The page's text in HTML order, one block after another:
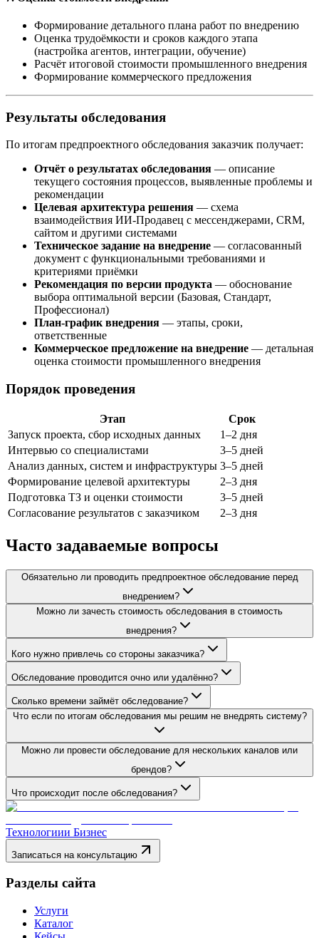
Формирование детального плана работ по внедрению
Оценка трудоёмкости и сроков каждого этапа
(настройка агентов, интеграции, обучение)
Расчёт итоговой стоимости промышленного внедрения
Формирование коммерческого предложения
Результаты обследования
По итогам предпроектного обследования заказчик получает:
Отчёт о результатах обследования — описание
текущего состояния процессов, выявленные проблемы и
рекомендации
Целевая архитектура решения — схема
взаимодействия ИИ-Продавец с мессенджерами, CRM,
сайтом и другими системами
Техническое задание на внедрение — согласованный
документ с функциональными требованиями и
критериями приёмки
Рекомендация по версии продукта — обоснование
выбора оптимальной версии (Базовая, Стандарт,
Профессионал)
План-график внедрения — этапы, сроки,
ответственные
Коммерческое предложение на внедрение — детальная
оценка стоимости промышленного внедрения
Порядок проведения
Этап
Срок
Запуск проекта, сбор исходных данных
1–2 дня
Интервью со специалистами
3–5 дней
Анализ данных, систем и инфраструктуры 3–5 дней
Формирование целевой архитектуры
2–3 дня
Подготовка ТЗ и оценки стоимости
3–5 дней
Согласование результатов с заказчиком
2–3 дня
Часто задаваемые вопросы
Обязательно ли проводить предпроектное обследование перед
внедрением?
Можно ли зачесть стоимость обследования в стоимость
внедрения?
Кого нужно привлечь со стороны заказчика?
Обследование проводится очно или удалённо?
Сколько времени займёт обследование?
Что если по итогам обследования мы решим не внедрять систему?
Можно ли провести обследование для нескольких каналов или
брендов?
Что происходит после обследования?
Технологиии Бизнес
Записаться на консультацию
Разделы сайта
Услуги
Каталог